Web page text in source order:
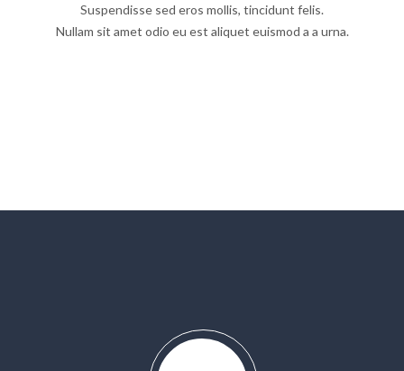
Suspendisse sed eros mollis, tincidunt felis.
Nullam sit amet odio eu est aliquet euismod a a urna.